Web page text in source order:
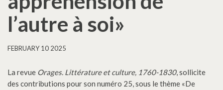
l’autre à soi»
FEBRUARY 10 2025
La revue Orages. Littérature et culture, 1760-1830, sollicite
des contributions pour son numéro 25, sous le thème «De